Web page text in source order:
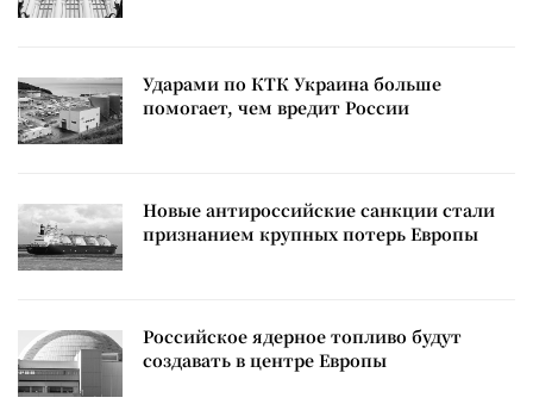
Ударами по КТК Украина больше
помогает, чем вредит России
Новые антироссийские санкции стали
признанием крупных потерь Европы
Российское ядерное топливо будут
создавать в центре Европы